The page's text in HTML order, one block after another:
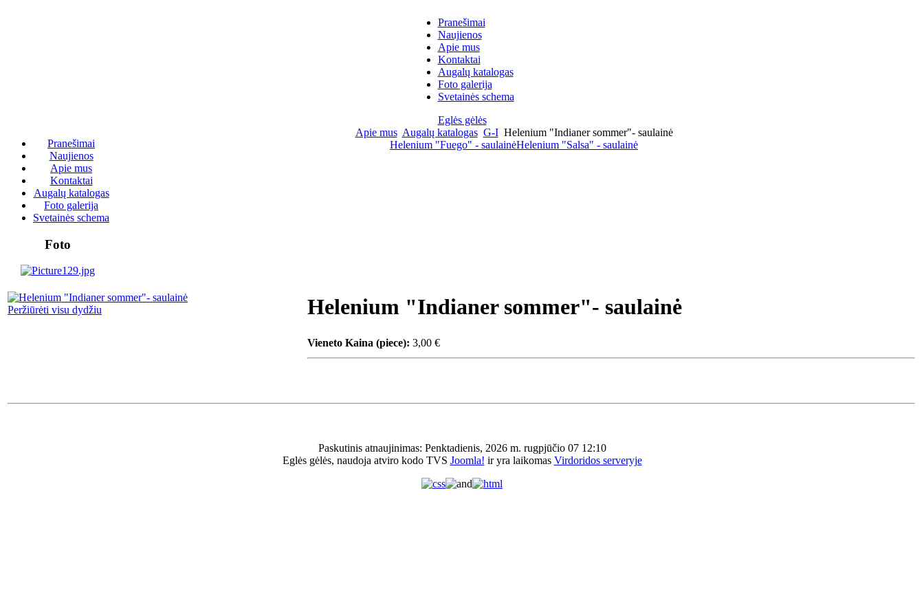
Pranešimai
Naujienos
Apie mus
Kontaktai
Augalų katalogas
Foto galerija
Svetainės schema
Eglės gėlės
Pranešimai
Naujienos
Apie mus
Kontaktai
Augalų katalogas
Foto galerija
Svetainės schema
Foto
Apie mus Augalų katalogas G-I Helenium "Indianer sommer"- saulainė
Helenium "Fuego" - saulainėHelenium "Salsa" - saulainė
Peržiūrėti visu dydžiu Helenium "Indianer sommer"- saulainė
Vieneto Kaina (piece): 3,00 €
Paskutinis atnaujinimas: Penktadienis, 2026 m. rugpjūčio 07 12:10
Eglės gėlės, naudoja atviro kodo TVS Joomla! ir yra laikomas Virdoridos serveryje